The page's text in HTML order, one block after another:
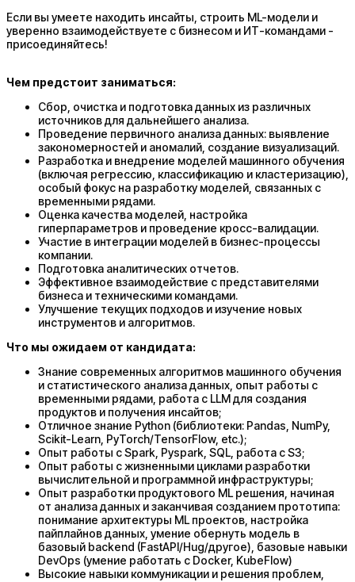
Если вы умеете находить инсайты, строить ML-модели и
уверенно взаимодействуете с бизнесом и ИТ-командами -
присоединяйтесь!
Чем предстоит заниматься:
Сбор, очистка и подготовка данных из различных
источников для дальнейшего анализа.
Проведение первичного анализа данных: выявление
закономерностей и аномалий, создание визуализаций.
Разработка и внедрение моделей машинного обучения
(включая регрессию, классификацию и кластеризацию),
особый фокус на разработку моделей, связанных с
временными рядами.
Оценка качества моделей, настройка
гиперпараметров и проведение кросс-валидации.
Участие в интеграции моделей в бизнес-процессы
компании.
Подготовка аналитических отчетов.
Эффективное взаимодействие с представителями
бизнеса и техническими командами.
Улучшение текущих подходов и изучение новых
инструментов и алгоритмов.
Что мы ожидаем от кандидата:
Знание современных алгоритмов машинного обучения
и статистического анализа данных, опыт работы с
временными рядами, работа с LLM для создания
продуктов и получения инсайтов;
Отличное знание Python (библиотеки: Pandas, NumPy,
Scikit-Learn, PyTorch/TensorFlow, etc.);
Опыт работы с Spark, Pyspark, SQL, работа с S3;
Опыт работы с жизненными циклами разработки
вычислительной и программной инфраструктуры;
Опыт разработки продуктового ML решения, начиная
от анализа данных и заканчивая созданием прототипа:
понимание архитектуры ML проектов, настройка
пайплайнов данных, умение обернуть модель в
базовый backend (FastAPI/Hug/другое), базовые навыки
DevOps (умение работать с Docker, KubeFlow)
Высокие навыки коммуникации и решения проблем,